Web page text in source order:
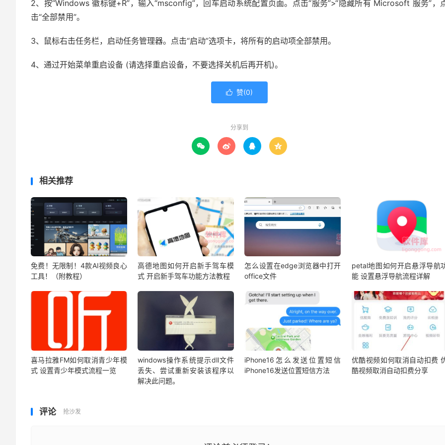
2、按“Windows 徽标键+R”，输入“msconfig”，回车启动系统配置页面。点击“服务”>“隐藏所有 Microsoft 服务”，
击“全部禁用”。
3、鼠标右击任务栏，启动任务管理器。点击“启动”选项卡，将所有的启动项全部禁用。
4、通过开始菜单重启设备 (请选择重启设备，不要选择关机后再开机)。
 赞(0)
分享到
   
相关推荐
免费！无限制！4款AI视频良心
工具！（附教程）
高德地图如何开启新手驾车模
式 开启新手驾车功能方法教程
怎么设置在edge浏览器中打开
office文件
petal地图如何开启悬浮导航
能 设置悬浮导航流程详解
喜马拉雅FM如何取消青少年模
式 设置青少年模式流程一览
windows操作系统提示dll文件
丢失、尝试重新安装该程序以
解决此问题。
iPhone16怎么发送位置短信
iPhone16发送位置短信方法
优酷视频如何取消自动扣费
酷视频取消自动扣费分享
评论 抢沙发